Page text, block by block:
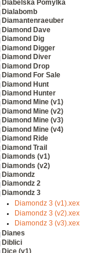
Diabelska Pomylka
Dialabomb
Diamantenraeuber
Diamond Dave
Diamond Dig
Diamond Digger
Diamond Diver
Diamond Drop
Diamond For Sale
Diamond Hunt
Diamond Hunter
Diamond Mine (v1)
Diamond Mine (v2)
Diamond Mine (v3)
Diamond Mine (v4)
Diamond Ride
Diamond Trail
Diamonds (v1)
Diamonds (v2)
Diamondz
Diamondz 2
Diamondz 3
Diamondz 3 (v1).xex
Diamondz 3 (v2).xex
Diamondz 3 (v3).xex
Dianes
Diblici
Dice (v1)